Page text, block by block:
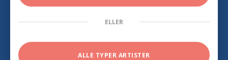
ELLER
ALLE TYPER ARTISTER